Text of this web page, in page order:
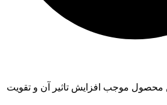
این محصول موجب افزایش تاثیر آن و تقویت